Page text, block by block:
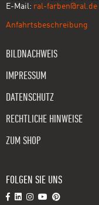
E-Mail: ral-farben@ral.de
Anfahrtsbeschreibung
BILDNACHWEIS
IMPRESSUM
DATENSCHUTZ
RECHTLICHE HINWEISE
ZUM SHOP
FOLGEN SIE UNS